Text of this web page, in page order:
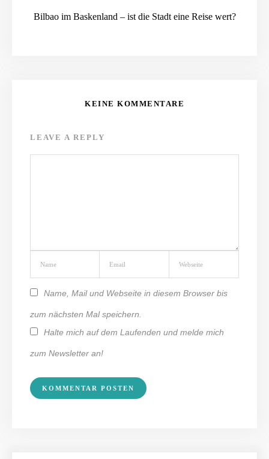
Bilbao im Baskenland – ist die Stadt eine Reise wert?
KEINE KOMMENTARE
LEAVE A REPLY
Name, Mail und Webseite in diesem Browser bis
zum nächsten Mal speichern.
Halte mich auf dem Laufenden und melde mich
zum Newsletter an!